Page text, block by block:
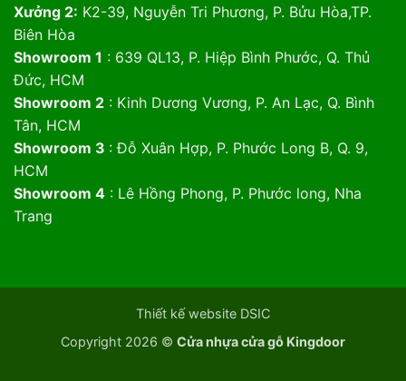
Xưởng 2: K2-39, Nguyễn Tri Phương, P. Bửu Hòa,TP.
Biên Hòa
Showroom 1 : 639 QL13, P. Hiệp Bình Phước, Q. Thủ
Đức, HCM
Showroom 2: Kinh Dương Vương, P. An Lạc, Q. Bình
Tân, HCM
Showroom 3 : Đỗ Xuân Hợp, P. Phước Long B, Q. 9,
HCM
Showroom 4: Lê Hồng Phong, P. Phước long, Nha
Trang
Thiết kế website DSIC
Copyright 2026 © Cửa nhựa cửa gỗ Kingdoor